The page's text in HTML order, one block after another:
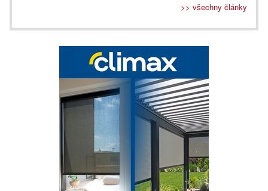
>> všechny články